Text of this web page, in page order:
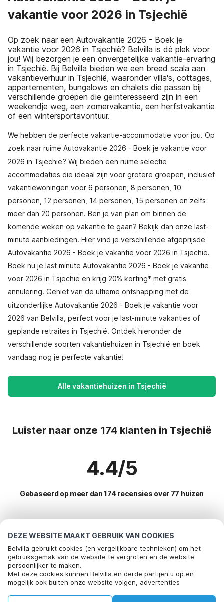
DEZE WEBSITE MAAKT GEBRUIK VAN COOKIES
Belvilla gebruikt cookies (en vergelijkbare technieken) om het
gebruiksgemak van de website te vergroten en de website
persoonlijker te maken.
Met deze cookies kunnen Belvilla en derde partijen u op en
mogelijk ook buiten onze website volgen, advertenties
social media.
vakantie voor 2026 in Tsjechië
Op zoek naar een Autovakantie 2026 - Boek je
vakantie voor 2026 in Tsjechië? Belvilla is dé plek voor
jou! Wij bezorgen je een onvergetelijke vakantie-ervaring
in Tsjechië. Bij Belvilla bieden we een breed scala aan
vakantieverhuur in Tsjechië, waaronder villa's, cottages,
appartementen, bungalows en chalets die passen bij
verschillende groepen die geïnteresseerd zijn in een
weekendje weg, een zomervakantie, een herfstvakantie
of een wintersportavontuur.
We hebben de perfecte vakantie-accommodatie voor jou. Op
zoek naar ruime Autovakantie 2026 - Boek je vakantie voor
2026 in Tsjechië? Wij bieden een ruime selectie
accommodaties die ideaal zijn voor grotere groepen, inclusief
vakantiewoningen voor 6 personen, 8 personen, 10
personen, 12 personen, 14 personen, 15 personen en zelfs
meer dan 20 personen. Ben je van plan om binnen de
komende weken op vakantie te gaan? Bekijk dan onze last-
minute aanbiedingen. Hier vind je verschillende afgeprijsde
Autovakantie 2026 - Boek je vakantie voor 2026 in Tsjechië.
Boek nu je last minute Autovakantie 2026 - Boek je vakantie
voor 2026 in Tsjechië en krijg 20% korting* met gratis
annulering. Geniet van de ultieme ontsnapping met de
uitzonderlijke Autovakantie 2026 - Boek je vakantie voor
2026 van Belvilla, perfect voor je last-minute vakanties of
geplande retraites in Tsjechië. Ontdek hieronder de
verschillende soorten vakantiehuizen in Tsjechië en boek
vandaag nog je perfecte vakantie!
Alle vakantiehuizen in Tsjechië
Luister naar onze 174 klanten in Tsjechië
4.4/5
Gebaseerd op meer dan 174 recensies over 77 huizen
Meest populaire bestemmingen voor
vakantie
Populaire voorzieningen voor vakantie in Tsjechie
Vakantiehuis voor 6 personen
Vakantiehuis voor 8 personen
Toplanden met topvoorzieningen voor vakanties
Bel om te boeken